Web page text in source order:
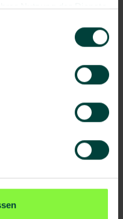
Nutzung der Dienste
Wer klare
konzentriertes Arbeiten